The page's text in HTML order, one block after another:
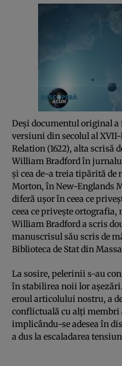
Deși documentul original
versiuni din secolul al
Relation (1622), alta scrisă
William Bradford în
și cea de-a treia tipărită de
Morton, în New-Englands
diferă ușor în ceea ce
ceea ce privește
William Bradford a scris
manuscrisul său scris de
Biblioteca de Stat din
La sosire, pelerinii s-au
în stabilirea noii lor
eroul articolului nostru, a
conflictuală cu alți membri
implicându-se adesea în
a dus la escaladarea